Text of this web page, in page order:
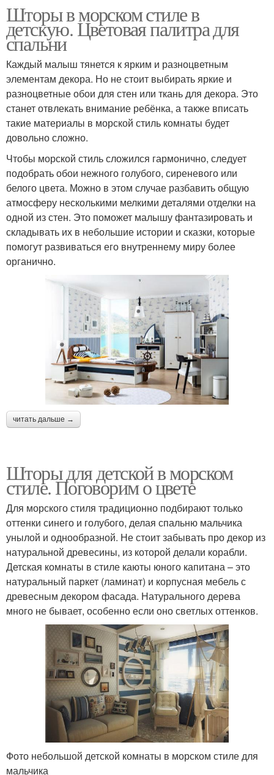
Шторы в морском стиле в
детскую. Цветовая палитра для
спальни
Каждый малыш тянется к ярким и разноцветным
элементам декора. Но не стоит выбирать яркие и
разноцветные обои для стен или ткань для декора. Это
станет отвлекать внимание ребёнка, а также вписать
такие материалы в морской стиль комнаты будет
довольно сложно.
Чтобы морской стиль сложился гармонично, следует
подобрать обои нежного голубого, сиреневого или
белого цвета. Можно в этом случае разбавить общую
атмосферу несколькими мелкими деталями отделки на
одной из стен. Это поможет малышу фантазировать и
складывать их в небольшие истории и сказки, которые
помогут развиваться его внутреннему миру более
органично.
читать дальше →
Шторы для детской в морском
стиле. Поговорим о цвете
Для морского стиля традиционно подбирают только
оттенки синего и голубого, делая спальню мальчика
унылой и однообразной. Не стоит забывать про декор из
натуральной древесины, из которой делали корабли.
Детская комнаты в стиле каюты юного капитана – это
натуральный паркет (ламинат) и корпусная мебель с
древесным декором фасада. Натурального дерева
много не бывает, особенно если оно светлых оттенков.
Фото небольшой детской комнаты в морском стиле для
мальчика